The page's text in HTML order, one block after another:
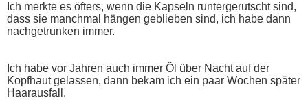
Ich merkte es öfters, wenn die Kapseln runtergerutscht sind,
dass sie manchmal hängen geblieben sind, ich habe dann
nachgetrunken immer.
Ich habe vor Jahren auch immer Öl über Nacht auf der
Kopfhaut gelassen, dann bekam ich ein paar Wochen später
Haarausfall.